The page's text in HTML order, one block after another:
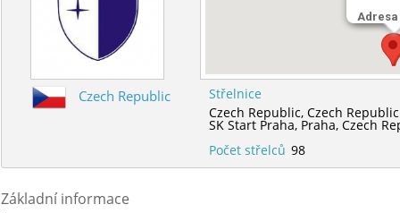
SK
Czech Republic
Střelnice
Czech Republic,Czech Republic
SK Start Praha, Praha,Czech
Počet střelců 98
Základní informace